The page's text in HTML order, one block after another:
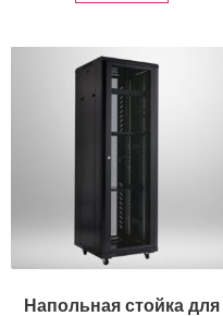
Напольная стойка для